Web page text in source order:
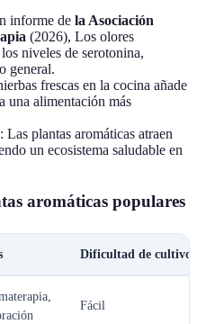
informe de la Asociación
(2026), Los olores
niveles de serotonina,
general.
frescas en la cocina añade
una alimentación más
: Las plantas aromáticas atraen
un ecosistema saludable en
aromáticas populares
Dificultad de cultivo
Fácil